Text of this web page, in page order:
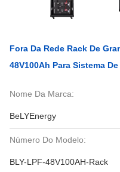
Fora Da Rede Rack De
48V100Ah Para Sistema
Nome Da Marca:
BeLYEnergy
Número Do Modelo:
BLY-LPF-48V100AH-Rack